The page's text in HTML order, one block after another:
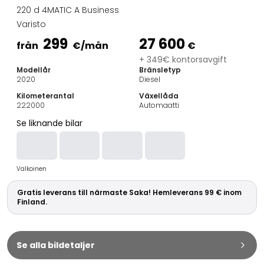
Kombibilar
Stadsbilar
Dragfordon
Kommersiella fordon
Auktionsbilar
Prisvärda bilar
Bilmärken
Audi
BMW
Kia
Mercedes-Benz
Polestar
Skoda
Tesla
Toyota
220 d 4MATIC A Business
Varisto
från 299 €/mån 27 600 €
+ 349€ kontorsavgift
Modellår
2020
Bränsletyp
Diesel
Kilometerantal
222000
Växellåda
Automaatti
Se liknande bilar
Valkoinen
Gratis leverans till närmaste Saka! Hemleverans 99 € inom
Finland.
Se alla bildetaljer